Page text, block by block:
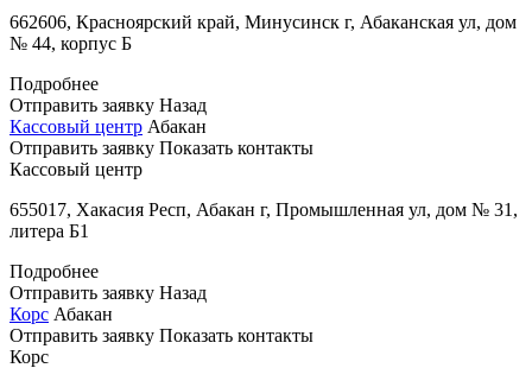
662606, Красноярский край, Минусинск г, Абаканская ул, дом
№ 44, корпус Б
Подробнее
Отправить заявку Назад
Кассовый центр Абакан
Отправить заявку Показать контакты
Кассовый центр
655017, Хакасия Респ, Абакан г, Промышленная ул, дом № 31,
литера Б1
Подробнее
Отправить заявку Назад
Корс Абакан
Отправить заявку Показать контакты
Корс